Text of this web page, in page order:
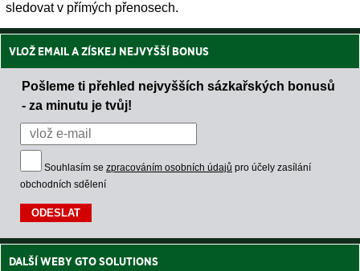
sledovat v přímých přenosech.
VLOŽ EMAIL A ZÍSKEJ NEJVYŠŠÍ BONUS
Pošleme ti přehled nejvyšších sázkařských bonusů
- za minutu je tvůj!
Souhlasím se zpracováním osobních údajů pro účely zasílání
obchodních sdělení
DALŠÍ WEBY GTO SOLUTIONS